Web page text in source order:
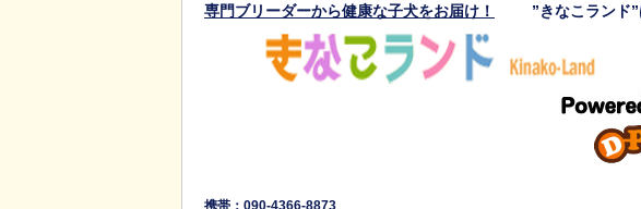
専門ブリーダーから健康な子犬をお届け！ ”きなこランド
携帯：090-4366-8873